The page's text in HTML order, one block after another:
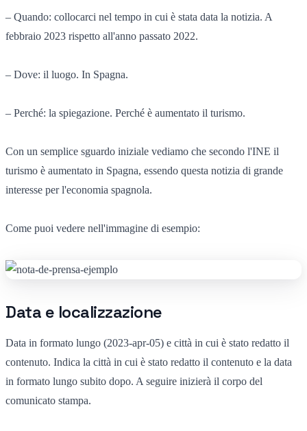
– Quando: collocarci nel tempo in cui è stata data la notizia. A
febbraio 2023 rispetto all'anno passato 2022.
– Dove: il luogo. In Spagna.
– Perché: la spiegazione. Perché è aumentato il turismo.
Con un semplice sguardo iniziale vediamo che secondo l'INE il
turismo è aumentato in Spagna, essendo questa notizia di grande
interesse per l'economia spagnola.
Come puoi vedere nell'immagine di esempio:
Data e localizzazione
Data in formato lungo (2023-apr-05) e città in cui è stato redatto il
contenuto. Indica la città in cui è stato redatto il contenuto e la data
in formato lungo subito dopo. A seguire inizierà il corpo del
comunicato stampa.